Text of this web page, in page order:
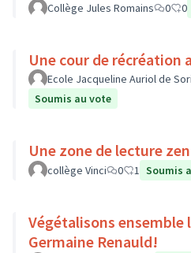
Collège Jules Romains 0 0
Une cour de récréation
Ecole Jacqueline Auriol de
Soumis au vote
Une zone de lecture
collège Vinci 0 1 Soumis
Végétalisons ensemble
Germaine Renauld!